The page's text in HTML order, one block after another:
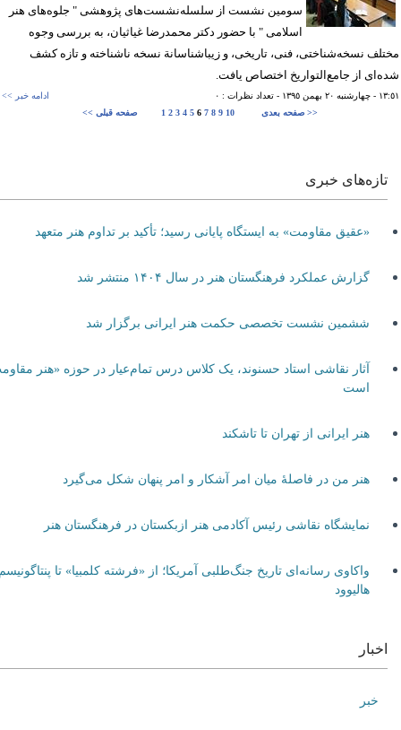
سومین نشست از سلسله‌نشست‌های پژوهشی " جلوه‌های هنر
اسلامی " با حضور دکتر محمدرضا غیاثیان، به بررسی وجوه
نسخه‌شناختی، فنی، تاریخی، و زیباشناسانة نسخه ناشناخته و تازه کشف
از جامع‌التواریخ اختصاص یافت.
- چهارشنبه ٢٠ بهمن ١٣٩٥ - تعداد نظرات : ٠
ادامه خبر >>
<< صفحه قبلی
1 2 3 4 56 7 8 9
تازه‌های خبری
«عقیق مقاومت» به ایستگاه پایانی رسید؛ تأکید بر تداوم هنر متعهد
گزارش عملکرد فرهنگستان هنر در سال ۱۴۰۴ منتشر شد
ششمین نشست تخصصی حکمت هنر ایرانی برگزار شد
آثار نقاشی استاد حسنوند، یک کلاس درس تمام‌عیار در حوزه «هنر
است
هنر ایرانی از تهران تا تاشکند
هنر من در فاصلۀ میان امر آشکار و امر پنهان شکل می‌گیرد
نمایشگاه نقاشی رئیس آکادمی هنر ازبکستان در فرهنگستان هنر
واکاوی رسانه‌ای تاریخ جنگ‌طلبی آمریکا؛ از «فرشته کلمبیا» تا پنتاگونیسم
هالیوود
اخبار
خبر